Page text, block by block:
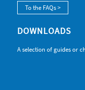
To the FAQs >
DOWNLOADS
A selection of guides or